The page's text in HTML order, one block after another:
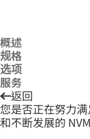
概述
规格
选项
服务
返回
您是否正在努力
和不断发展的